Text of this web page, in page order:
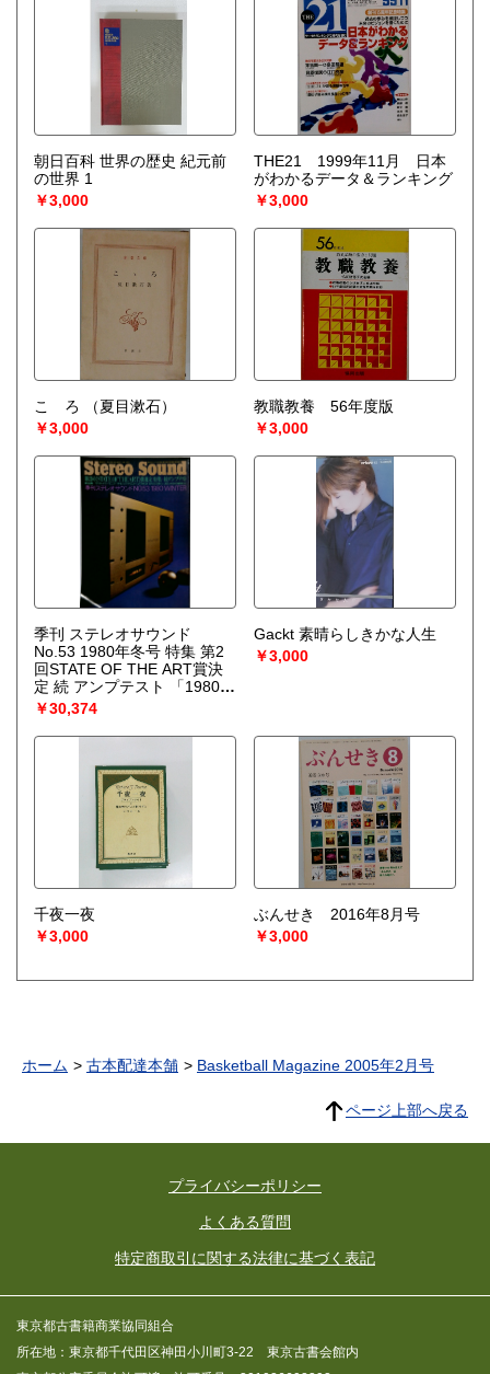
朝日百科 世界の歴史 紀元前
の世界 1
￥3,000
THE21 1999年11月 日本
がわかるデータ＆ランキング
￥3,000
こゝろ
（夏目漱石）
￥3,000
教職教養 56年度版
￥3,000
季刊 ステレオサウンド
No.53 1980年冬号 特集 第2
回STATE OF THE ART賞決
定 続 アンプテスト 「1980
WINTER」
￥30,374
Gackt 素晴らしきかな人生
￥3,000
千夜一夜
￥3,000
ぶんせき 2016年8月号
￥3,000
ホーム 古本配達本舗 Basketball Magazine 2005年2月号
ページ上部へ戻る
プライバシーポリシー
よくある質問
特定商取引に関する法律に基づく表記
東京都古書籍商業協同組合
所在地：東京都千代田区神田小川町3-22 東京古書会館内